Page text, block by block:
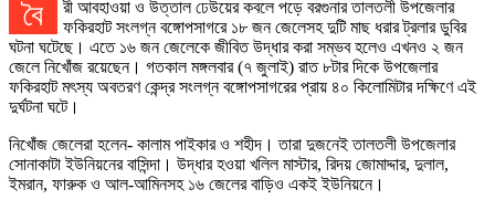
বৈরী আবহাওয়া ও উত্তাল ঢেউয়ের কবলে পড়ে বরগুনার তালতলী উপজেলার
ফকিরহাট সংলগ্ন বঙ্গোপসাগরে ১৮ জন জেলেসহ দুটি মাছ ধরার ট্রলার ডুবির
ঘটনা ঘটেছে। এতে ১৬ জন জেলেকে জীবিত উদ্ধার করা সম্ভব হলেও এখনও ২ জন
জেলে নিখোঁজ রয়েছেন। গতকাল মঙ্গলবার (৭ জুলাই) রাত ৮টার দিকে উপজেলার
ফকিরহাট মৎস্য অবতরণ কেন্দ্র সংলগ্ন বঙ্গোপসাগরের প্রায় ৪০ কিলোমিটার দক্ষিণে এই
দুর্ঘটনা ঘটে।
নিখোঁজ জেলেরা হলেন- কালাম পাইকার ও শহীদ। তারা দুজনেই তালতলী উপজেলার
সোনাকাটা ইউনিয়নের বাসিন্দা। উদ্ধার হওয়া খলিল মাস্টার, রিদয় জোমাদ্দার, দুলাল,
ইমরান, ফারুক ও আল-আমিনসহ ১৬ জেলের বাড়িও একই ইউনিয়নে।